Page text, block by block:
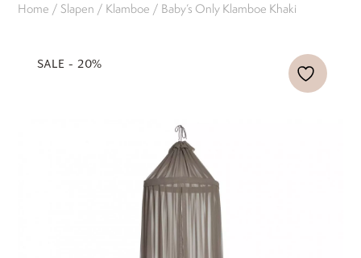
Home /Slapen / Klamboe / Baby’s Only Klamboe Khaki
SALE - 20%